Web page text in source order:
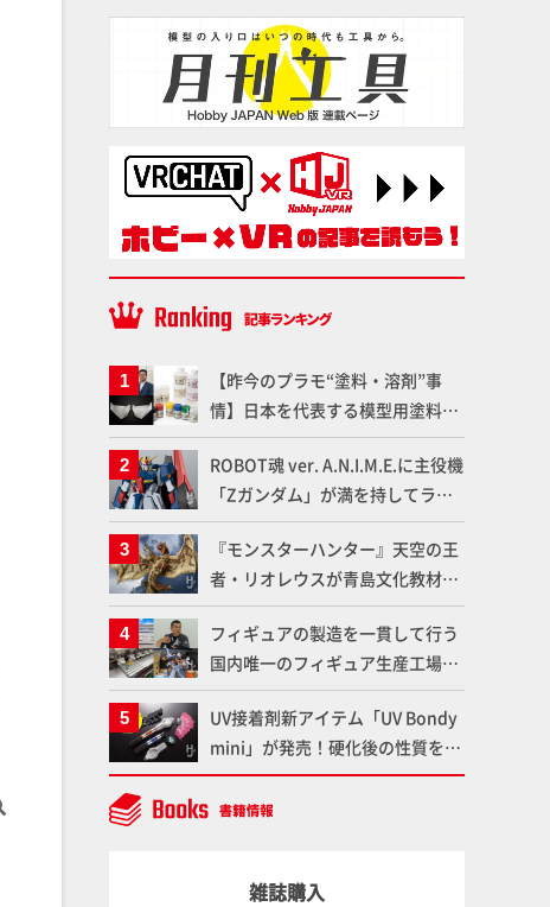
【昨今のプラモ“塗料・溶剤”事
情】日本を代表する模型用塗料
「Mr.カラー」やツールメーカー
である「GSIクレオス」が語るラ
ッカー塗料の未来とは？
ROBOT魂 ver. A.N.I.M.E.に主役機
「Zガンダム」が満を持してライ
ンナップ！ウェイブライダーへの
変形、劇中どおりのプロポーショ
ンを再現【機動戦士Zガンダム】
『モンスターハンター』天空の王
者・リオレウスが青島文化教材社
「PLAfig.」にラインナップ！原
型・蟹蟲修造氏の彩色作例で超ハ
イディテールかつ躍動感に満ちた
造形をチェック
フィギュアの製造を一貫して行う
国内唯一のフィギュア生産工場グ
ッドスマイルカンパニーの楽月・
望月工場に突撃！谷本工場長への
インタビューと『PLAMAX AAAヴ
ンダー』の続報も！
UV接着剤新アイテム「UV Bondy
mini」が発売！硬化後の性質を活
かしてクリアーパーツへの加工や
エフェクト仕上げに活用してみよ
雑誌購入